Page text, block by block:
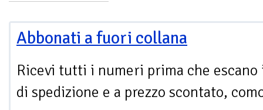
Abbonati a fuori collana
Ricevi tutti i numeri prima che escano
di spedizione e a prezzo scontato,